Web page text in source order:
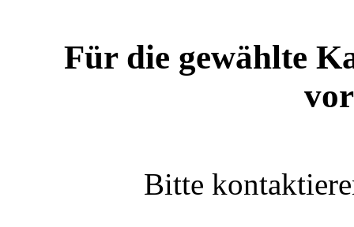
Für die gewählte
Bitte